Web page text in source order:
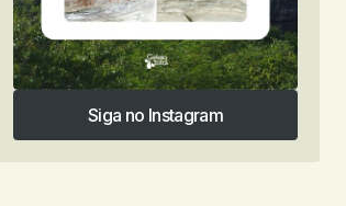
Siga no Instagram
Siga no Instagram